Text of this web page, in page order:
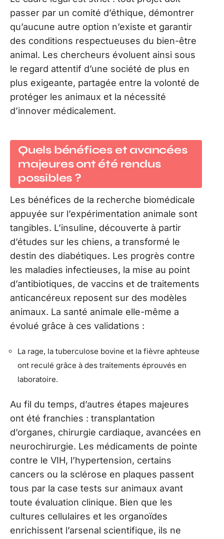
passer par un comité d’éthique, démontrer
qu’aucune autre option n’existe et garantir
des conditions respectueuses du bien-être
animal. Les chercheurs évoluent ainsi sous
le regard attentif d’une société de plus en
plus exigeante, partagée entre la volonté de
protéger les animaux et la nécessité
d’innover médicalement.
Quels bénéfices et avancées
majeures ont été rendus
possibles ?
Les bénéfices de la recherche biomédicale
appuyée sur l’expérimentation animale sont
tangibles. L’insuline, découverte à partir
d’études sur les chiens, a transformé le
destin des diabétiques. Les progrès contre
les maladies infectieuses, la mise au point
d’antibiotiques, de vaccins et de traitements
anticancéreux reposent sur des modèles
animaux. La santé animale elle-même a
évolué grâce à ces validations :
La rage, la tuberculose bovine et la fièvre aphteuse
ont reculé grâce à des traitements éprouvés en
laboratoire.
Au fil du temps, d’autres étapes majeures
ont été franchies : transplantation
d’organes, chirurgie cardiaque, avancées en
neurochirurgie. Les médicaments de pointe
contre le VIH, l’hypertension, certains
cancers ou la sclérose en plaques passent
tous par la case tests sur animaux avant
toute évaluation clinique. Bien que les
cultures cellulaires et les organoïdes
enrichissent l’arsenal scientifique, ils ne